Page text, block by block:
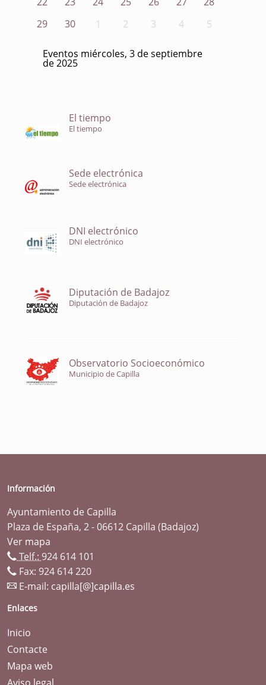
29
30 1 2 3 4 5
Eventos miércoles, 3 de septiembre
de 2025
El tiempo
El tiempo
Sede electrónica
Sede electrónica
DNI electrónico
DNI electrónico
Diputación de Badajoz
Diputación de Badajoz
Observatorio Socioeconómico
Municipio de Capilla
Información
Ayuntamiento de Capilla
Plaza de España, 2 - 06612 Capilla (Badajoz)
Ver mapa
Telf.: 924 614 101
Fax: 924 614 220
E-mail: capilla[@]capilla.es
Enlaces
Inicio
Contacte
Mapa web